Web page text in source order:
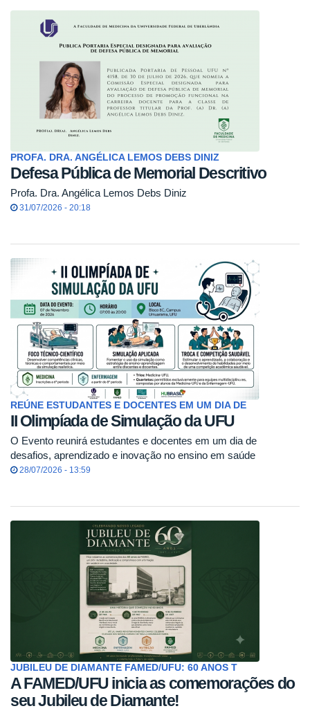
PROFA. DRA. ANGÉLICA LEMOS DEBS DINIZ
Defesa Pública de Memorial Descritivo
Profa. Dra. Angélica Lemos Debs Diniz
31/07/2026 - 20:18
REÚNE ESTUDANTES E DOCENTES EM UM DIA DE
II Olimpíada de Simulação da UFU
O Evento reunirá estudantes e docentes em um dia de
desafios, aprendizado e inovação no ensino em saúde
28/07/2026 - 13:59
JUBILEU DE DIAMANTE FAMED/UFU: 60 ANOS T
A FAMED/UFU inicia as comemorações do
seu Jubileu de Diamante!